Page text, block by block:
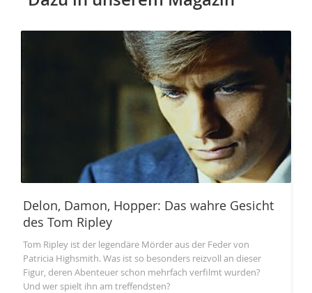
Delon, Damon, Hopper: Das wahre Gesicht
des Tom Ripley
Tom Ripley ist der legendäre Mörder aus der Feder von
Patricia Highsmith. Was ist so besonders reizvoll an dieser
Figur, deren Abenteuer schon mehrfach verfilmt wurden?
Und wer spielt ihn am treffendsten?